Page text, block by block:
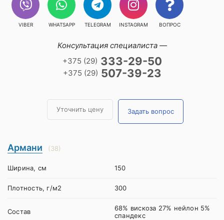
VIBER WHATSAPP TELEGRAM INSTAGRAM ВОПРОС
Консультация специалиста —
+375 (29) 333-29-50
+375 (29) 507-39-23
Уточнить цену Задать вопрос
Армани (38)
Ширина, см 150
Плотность, г/м2 300
Состав
68% вискоза 27% нейлон 5%
спандекс